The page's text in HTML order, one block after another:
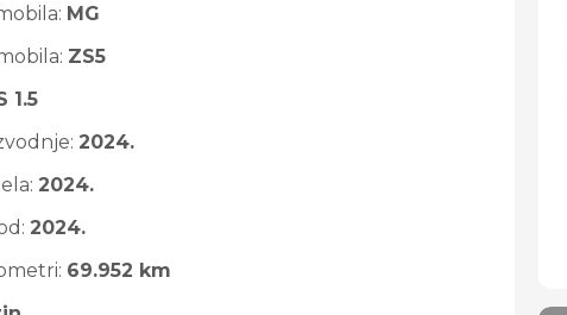
MG
ZS5
1.5
2024.
2024.
2024.
69.952 km